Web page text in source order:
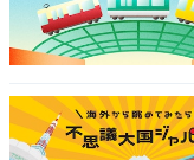
次ページ